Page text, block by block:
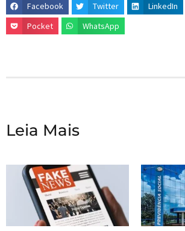
Facebook Twitter LinkedIn
Pocket
WhatsApp
Leia Mais